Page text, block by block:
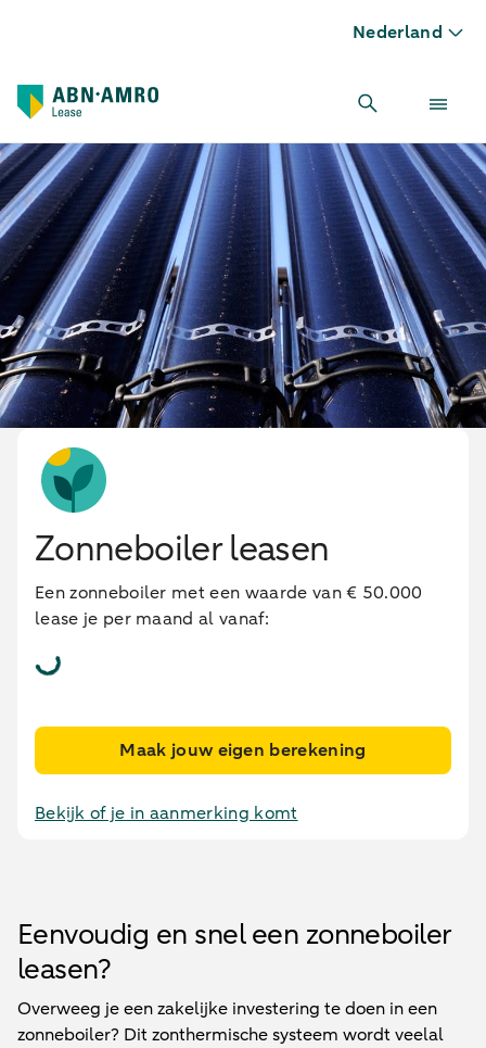
Nederland
Zonneboiler leasen
Een zonneboiler met een waarde van € 50.000
lease je per maand al vanaf:
Maak jouw eigen berekening
Bekijk of je in aanmerking komt
Eenvoudig en snel een zonneboiler
leasen?
Overweeg je een zakelijke investering te doen in een
zonneboiler? Dit zonthermische systeem wordt veelal